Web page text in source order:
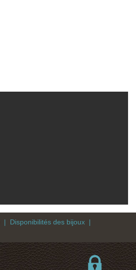
| Disponibilités des bijoux|